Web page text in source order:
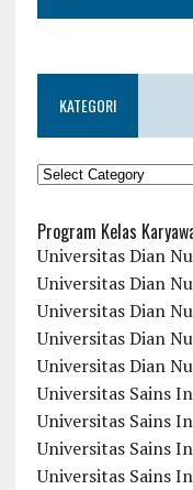
KATEGORI
KATEGORI
Program Kelas
Universitas Dian
Universitas Dian
Universitas Dian
Universitas Dian
Universitas Dian
Universitas Sains
Universitas Sains
Universitas Sains
Universitas Sains